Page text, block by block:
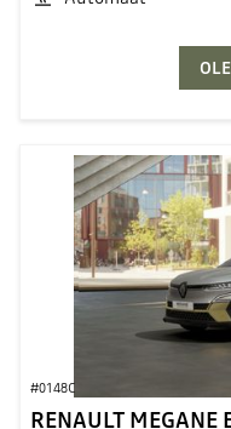
#0148C
RENAULT MEGANE